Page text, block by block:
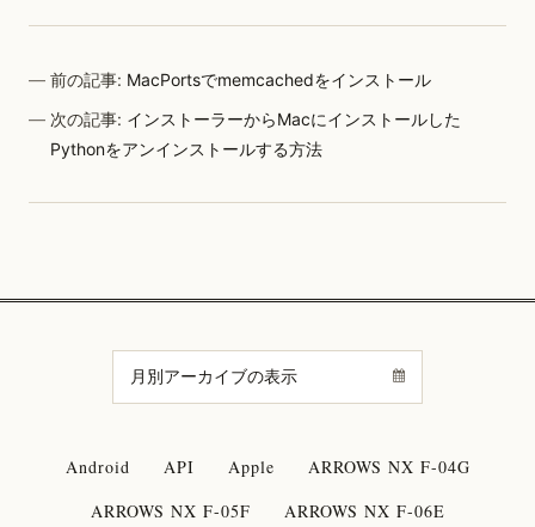
前の記事: MacPortsでmemcachedをインストール
次の記事: インストーラーからMacにインストールした
Pythonをアンインストールする方法
Android API Apple
ARROWS NX F-04G
ARROWS NX F-05F
ARROWS NX F-06E